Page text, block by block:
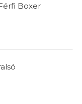
Boxer